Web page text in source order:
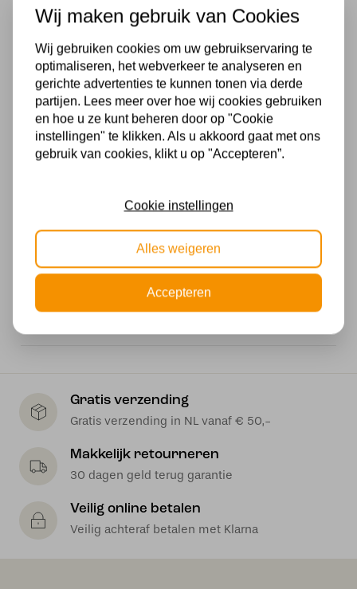
2000-4000k
Lumen
Met lichtbron
Inclusief
Voltage
230V
15
Gratis verzending
Gratis verzending in NL vanaf € 50,-
Makkelijk retourneren
30 dagen geld terug garantie
Veilig online betalen
Veilig achteraf betalen met Klarna
Wij maken gebruik van Cookies
Wij gebruiken cookies om uw gebruikservaring te
optimaliseren, het webverkeer te analyseren en
gerichte advertenties te kunnen tonen via derde
partijen. Lees meer over hoe wij cookies gebruiken
en hoe u ze kunt beheren door op "Cookie
instellingen" te klikken. Als u akkoord gaat met ons
gebruik van cookies, klikt u op "Accepteren”.
Cookie instellingen
Alles weigeren
Accepteren